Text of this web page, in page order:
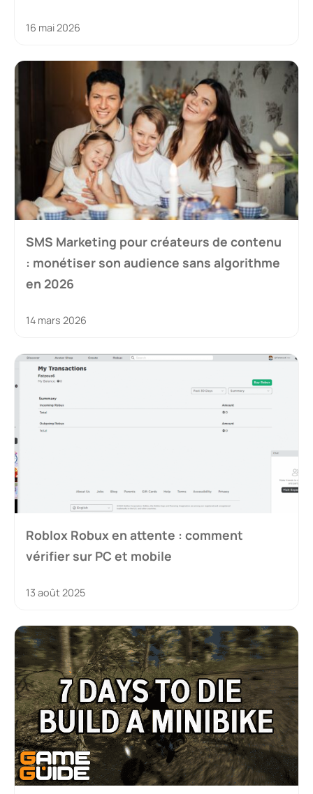
16 mai 2026
SMS Marketing pour créateurs de contenu
: monétiser son audience sans algorithme
en 2026
14 mars 2026
Roblox Robux en attente : comment
vérifier sur PC et mobile
13 août 2025